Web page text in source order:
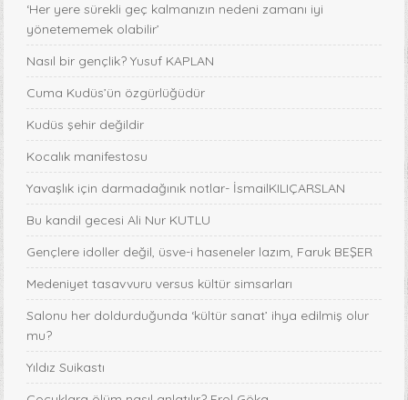
‘Her yere sürekli geç kalmanızın nedeni zamanı iyi
yönetememek olabilir’
Nasıl bir gençlik? Yusuf KAPLAN
Cuma Kudüs’ün özgürlüğüdür
Kudüs şehir değildir
Kocalık manifestosu
Yavaşlık için darmadağınık notlar- İsmailKILIÇARSLAN
Bu kandil gecesi Ali Nur KUTLU
Gençlere idoller değil, üsve-i haseneler lazım, Faruk BEŞER
Medeniyet tasavvuru versus kültür simsarları
Salonu her doldurduğunda ‘kültür sanat’ ihya edilmiş olur
mu?
Yıldız Suikastı